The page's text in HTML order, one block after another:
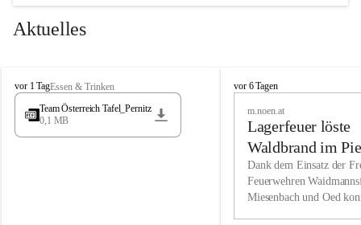
Eisstockschießen gibt es auf dem nahe gelegenen Unterberg
wunderschöne Naturschneepisten, die zum Schifahren oder
vielfältige Angebot unserer Kulturvereine.
Überzeugen Sie sich selbst, dass Sie in Miesenbach sowie
in den Beherbergungsbetrieben, Gaststätten und urigen
Wir kennen Miesenbach als lebens- und liebenswerten Ort.
Tradition und Innovation werden ebenso groß geschrieben
Aktuelles
M
i
s
vor 1 TagEssen & Trinken
Team Österreich Tafel_Pernitz
0,1 MB
M
h
vor 6 Tagen
m.noen.at
Lagerfeuer löste
Waldbrand im
aus
Dank dem Einsatz der
Feuerwehren
Miesenbach und Oed